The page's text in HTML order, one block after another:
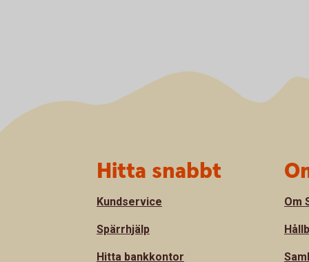
Hitta snabbt
Kundservice
Spärrhjälp
Hitta bankkontor
Om